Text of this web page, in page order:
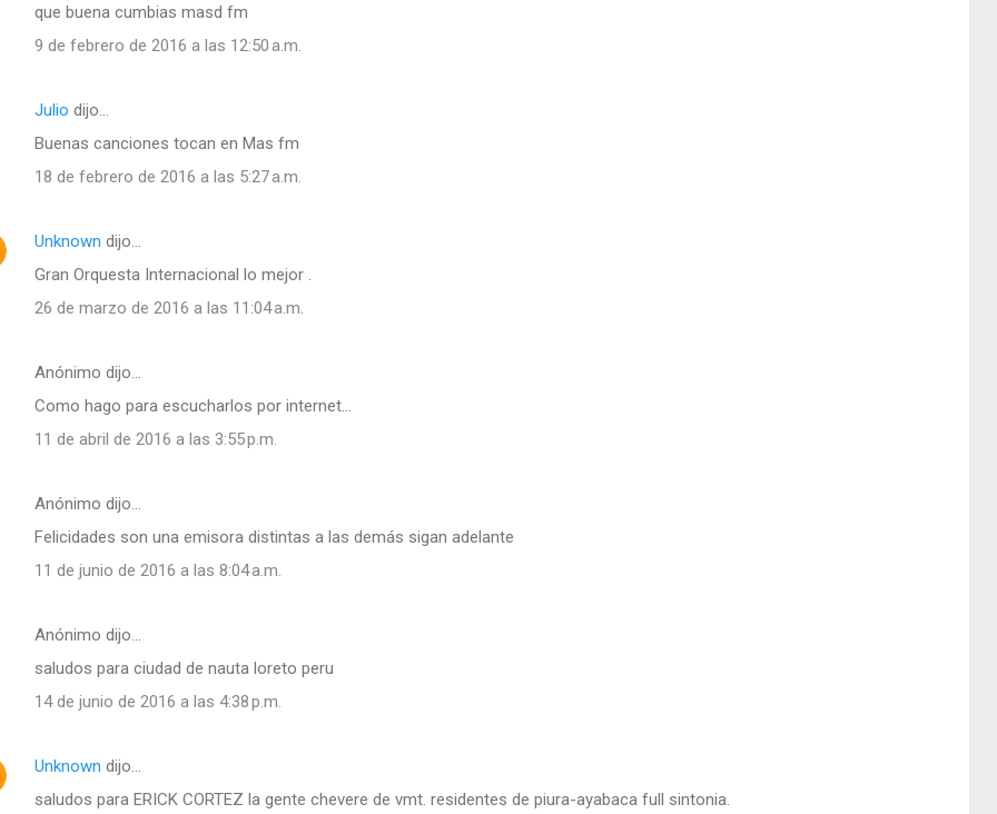
que buena cumbias masd fm
9 de febrero de 2016 a las 12:50 a.m.
Julio dijo…
Buenas canciones tocan en Mas fm
18 de febrero de 2016 a las 5:27 a.m.
Unknown dijo…
Gran Orquesta Internacional lo mejor .
26 de marzo de 2016 a las 11:04 a.m.
Anónimo dijo…
Como hago para escucharlos por internet...
11 de abril de 2016 a las 3:55 p.m.
Anónimo dijo…
Felicidades son una emisora distintas a las demás sigan adelante
11 de junio de 2016 a las 8:04 a.m.
Anónimo dijo…
saludos para ciudad de nauta loreto peru
14 de junio de 2016 a las 4:38 p.m.
Unknown dijo…
saludos para ERICK CORTEZ la gente chevere de vmt. residentes de piura-ayabaca full sintonia.